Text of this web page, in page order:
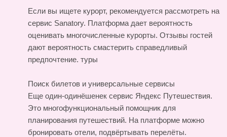
Если вы ищете курорт, рекомендуется рассмотреть на
сервис Sanatory. Платформа дает вероятность
оценивать многочисленные курорты. Отзывы гостей
дают вероятность смастерить справедливый
предпочтение. туры
Поиск билетов и универсальные сервисы
Еще один-одинёшенек сервис Яндекс Путешествия.
Это многофункциональный помощник для
планирования путешествий. На платформе можно
бронировать отели, подвёртывать перелёты.